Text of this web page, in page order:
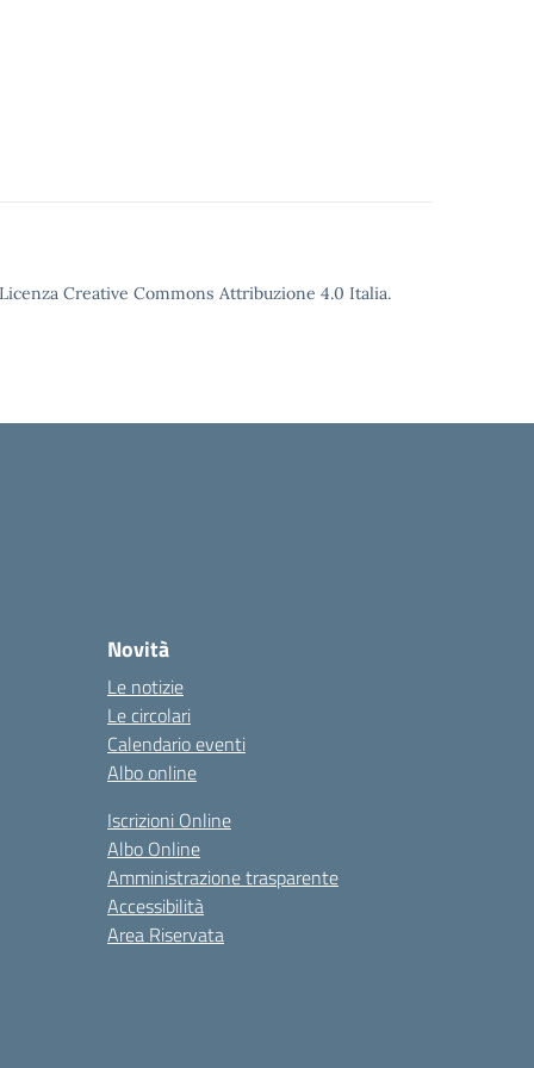
Creative Commons Attribuzione 4.0 Italia.
Novità
Le notizie
Le circolari
Calendario eventi
Albo online
Iscrizioni Online
Albo Online
Amministrazione trasparente
Accessibilità
Area Riservata